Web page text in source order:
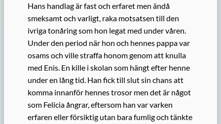
Hans handlag är fast och erfaret men ändå
smeksamt och varligt, raka motsatsen till den
ivriga tonåring som hon legat med under våren.
Under den period när hon och hennes pappa var
osams och ville straffa honom genom att knulla
med Enis. En kille i skolan som hängt efter henne
under en lång tid. Han fick till slut sin chans att
komma innanför hennes trosor men det är något
som Felicia ångrar, eftersom han var varken
erfaren eller försiktig utan bara fumlig och tänkte